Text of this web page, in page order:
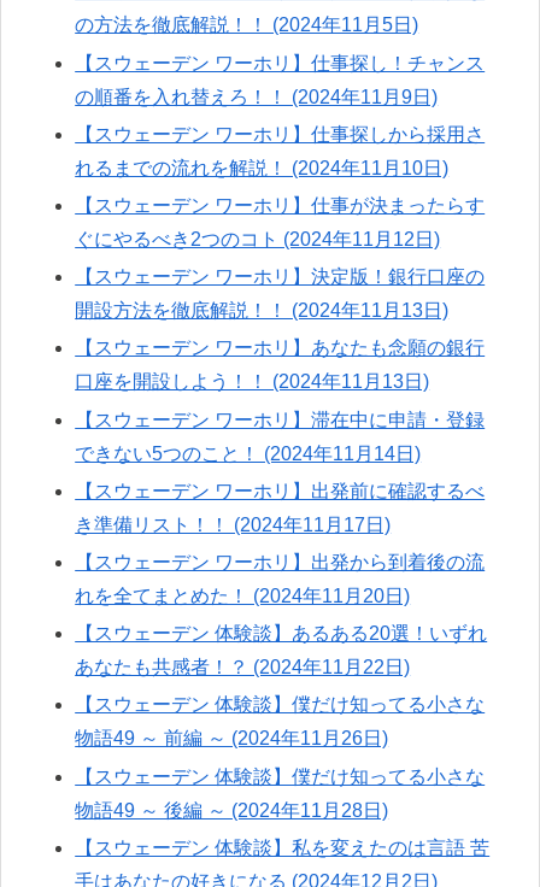
の方法を徹底解説！！ (2024年11月5日)
【スウェーデン ワーホリ】仕事探し！チャンス
の順番を入れ替えろ！！ (2024年11月9日)
【スウェーデン ワーホリ】仕事探しから採用さ
れるまでの流れを解説！ (2024年11月10日)
【スウェーデン ワーホリ】仕事が決まったらす
ぐにやるべき2つのコト (2024年11月12日)
【スウェーデン ワーホリ】決定版！銀行口座の
開設方法を徹底解説！！ (2024年11月13日)
【スウェーデン ワーホリ】あなたも念願の銀行
口座を開設しよう！！ (2024年11月13日)
【スウェーデン ワーホリ】滞在中に申請・登録
できない5つのこと！ (2024年11月14日)
【スウェーデン ワーホリ】出発前に確認するべ
き準備リスト！！ (2024年11月17日)
【スウェーデン ワーホリ】出発から到着後の流
れを全てまとめた！ (2024年11月20日)
【スウェーデン 体験談】あるある20選！いずれ
あなたも共感者！？ (2024年11月22日)
【スウェーデン 体験談】僕だけ知ってる小さな
物語49 ～ 前編 ～ (2024年11月26日)
【スウェーデン 体験談】僕だけ知ってる小さな
物語49 ～ 後編 ～ (2024年11月28日)
【スウェーデン 体験談】私を変えたのは言語 苦
手はあなたの好きになる (2024年12月2日)